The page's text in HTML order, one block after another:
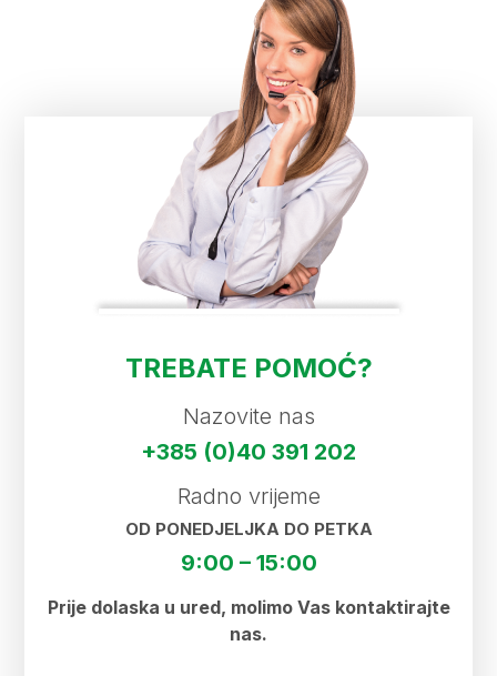
TREBATE POMOĆ?
Nazovite nas
+385 (0)40 391 202
Radno vrijeme
OD PONEDJELJKA DO PETKA
9:00 – 15:00
Prije dolaska u ured, molimo Vas kontaktirajte
nas.